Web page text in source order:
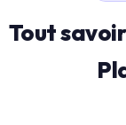
Tout